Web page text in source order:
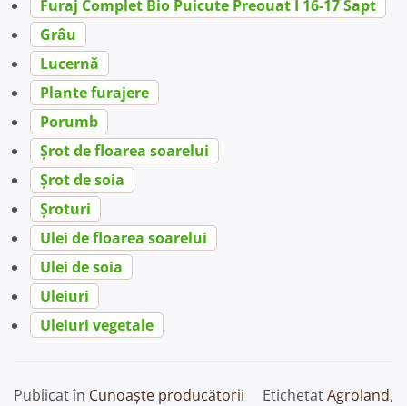
Furaj Complet Bio Puicute Preouat I 16-17 Sapt
Grâu
Lucernă
Plante furajere
Porumb
Șrot de floarea soarelui
Șrot de soia
Șroturi
Ulei de floarea soarelui
Ulei de soia
Uleiuri
Uleiuri vegetale
Publicat în Cunoaște producătorii EtichetatAgroland,